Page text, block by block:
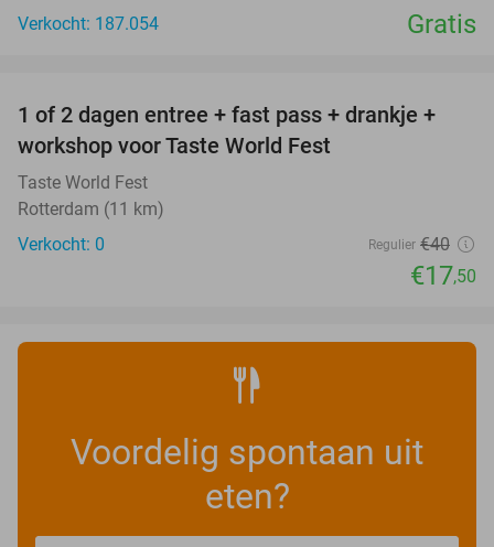
Verkocht: 187.054
Gratis
56%
TODAY
1 of 2 dagen entree + fast pass + drankje +
workshop voor Taste World Fest
Taste World Fest
Rotterdam (11 km)
Verkocht: 0
Regulier €40
€17,50
Voordelig spontaan uit
eten?